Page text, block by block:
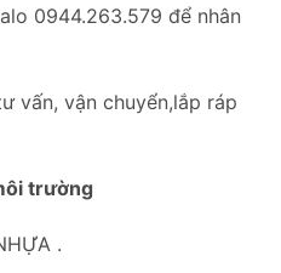
0944.263.579 để nhân
vấn, vận chuyển,lắp ráp
trường
.